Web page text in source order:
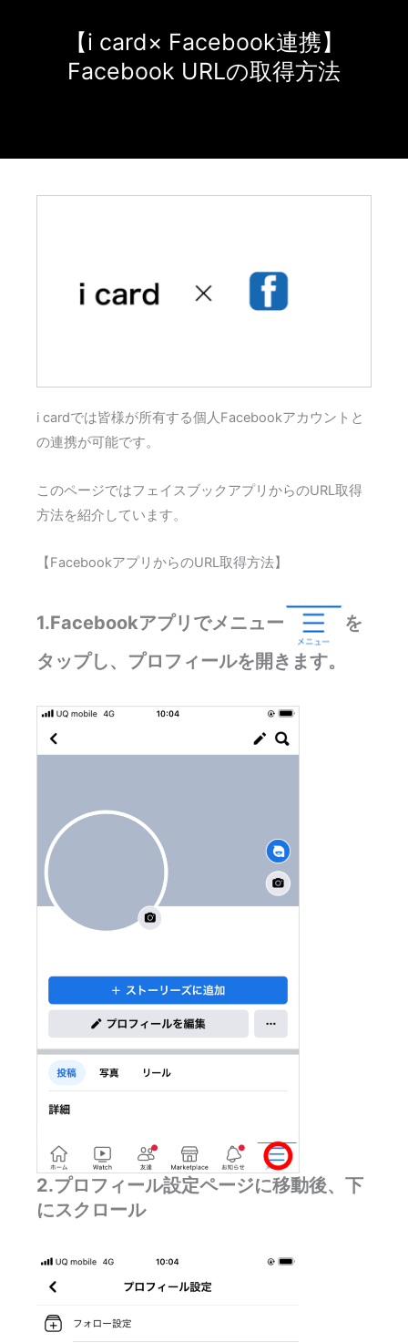
【i card× Facebook連携】
Facebook URLの取得方法
i cardでは皆様が所有する個人Facebookアカウントと
の連携が可能です。
このページではフェイスブックアプリからのURL取得
方法を紹介しています。
【FacebookアプリからのURL取得方法】
1.Facebookアプリでメニュー
を
タップし、プロフィールを開きます。
2.プロフィール設定ページに移動後、下
にスクロール